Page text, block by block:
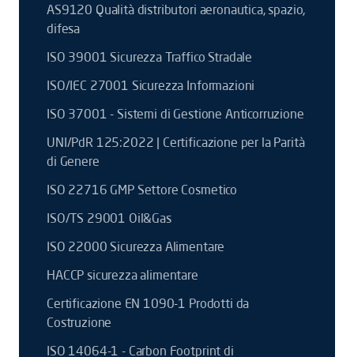
AS9120 Qualità distributori aeronautica, spazio,
difesa
ISO 39001 Sicurezza Traffico Stradale
ISO/IEC 27001 Sicurezza Informazioni
ISO 37001 - Sistemi di Gestione Anticorruzione
UNI/PdR 125:2022 | Certificazione per la Parità
di Genere
ISO 22716 GMP Settore Cosmetico
ISO/TS 29001 Oil&Gas
ISO 22000 Sicurezza Alimentare
HACCP sicurezza alimentare
Certificazione EN 1090-1 Prodotti da
Costruzione
ISO 14064-1 - Carbon Footprint di